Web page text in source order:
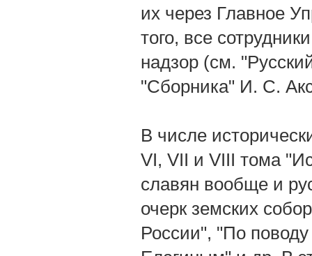
их через Главное
того, все
надзор (см.
"Сборника" И. С.
В числе
VI, VII и VIII тома
славян вообще и
очерк земских
России", "По